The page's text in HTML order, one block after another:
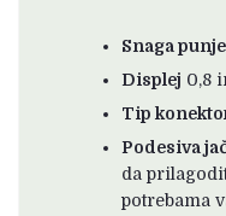
Snaga
Displej 0,8
Tip
Podesiva
da
potrebama